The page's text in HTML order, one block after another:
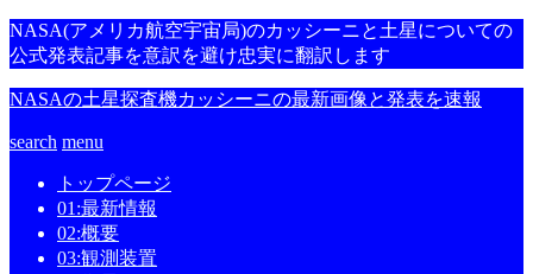
NASA(アメリカ航空宇宙局)のカッシーニと土星についての
公式発表記事を意訳を避け忠実に翻訳します
NASAの土星探査機カッシーニの最新画像と発表を速報
search menu
トップページ
01:最新情報
02:概要
03:観測装置